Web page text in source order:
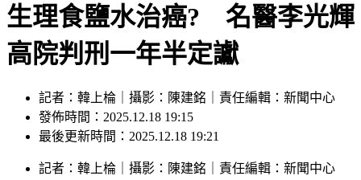
生理食鹽水治癌? 名醫李光輝
高院判刑一年半定讞
記者：韓上棆｜攝影：陳建銘｜責任編輯：新聞中心
發佈時間：2025.12.18 19:15